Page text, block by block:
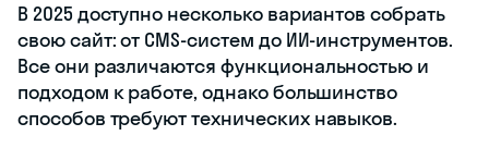
В 2025 доступно несколько вариантов собрать
свою сайт: от CMS-систем до ИИ-инструментов.
Все они различаются функциональностью и
подходом к работе, однако большинство
способов требуют технических навыков.